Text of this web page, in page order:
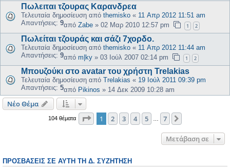
Πωλειται τζουρας Καρανδρεα
Τελευταία δημοσίευση από themisko « 11 Απρ 2012 11:51 am
Απαντήσεις: 9από Zabe » 02 Μαρ 2010 12:57 pm 1 2
Πωλείται τζουράς και σάζι 7χορδο.
Τελευταία δημοσίευση από themisko « 11 Απρ 2012 11:44 am
Απαντήσεις: 9από m|ky » 03 Ιούλ 2007 02:14 pm 1 2
Μπουζούκι στο avatar του χρήστη Trelakias
Τελευταία δημοσίευση από Trelakias « 19 Ιούλ 2011 09:39 pm
Απαντήσεις: 5από Pikinos » 14 Δεκ 2009 10:28 am
Νέο Θέμα
104 θέματα Σελίδα από7
1 2 3 4 5 7
Μετάβαση σε
ΠΡΟΣΒΆΣΕΙΣ ΣΕ ΑΥΤΉ ΤΗ Δ. ΣΥΖΉΤΗΣΗ